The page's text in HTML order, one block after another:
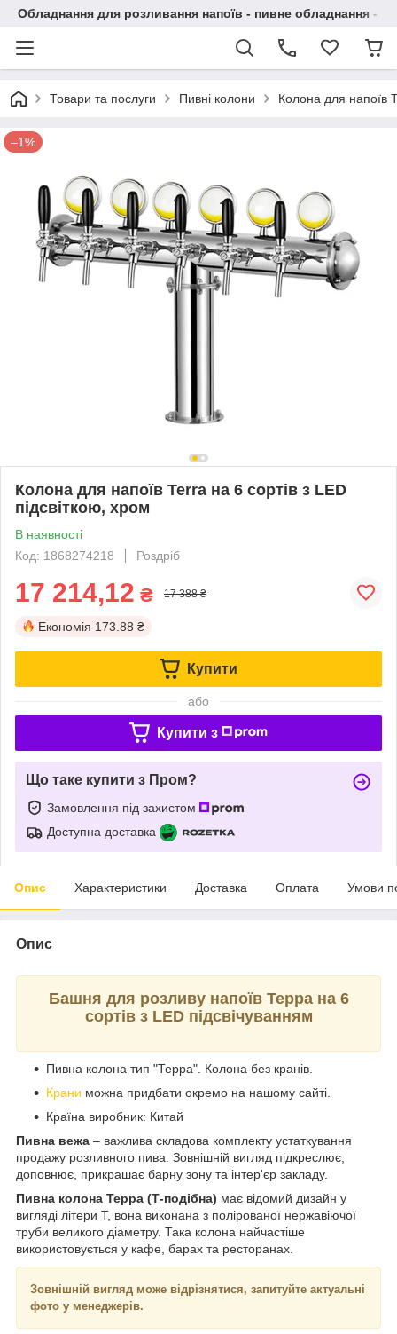
Обладнання для розливання напоїв - пивне обладнання - в
Товари та послуги Пивні колони Колона для напоїв
–1%
Колона для напоїв Terra на 6 сортів з LED
підсвіткою, хром
В наявності
Код: 1868274218
Роздріб
17 214,12 ₴ 17 388 ₴
Економія 173.88 ₴
Купити
або
Купити з
Що таке купити з Пром?
Замовлення під захистом
Доступна доставка
Опис Характеристики Доставка Оплата Умови
Опис
Башня для розливу напоїв Терра на 6
сортів з LED підсвічуванням
Пивна колона тип "Терра". Колона без кранів.
Крани можна придбати окремо на нашому сайті.
Країна виробник: Китай
Пивна вежа – важлива складова комплекту устаткування
продажу розливного пива. Зовнішній вигляд підкреслює,
доповнює, прикрашає барну зону та інтер'єр закладу.
Пивна колона Терра (Т-подібна) має відомий дизайн у
вигляді літери Т, вона виконана з полірованої нержавіючої
труби великого діаметру. Така колона найчастіше
використовується у кафе, барах та ресторанах.
Зовнішній вигляд може відрізнятися, запитуйте актуальні
фото у менеджерів.